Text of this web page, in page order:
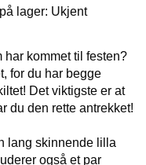
lager: Ukjent
har kommet til festen?
for du har begge
Det viktigste er at
du den rette antrekket!
lang skinnende lilla
også et par